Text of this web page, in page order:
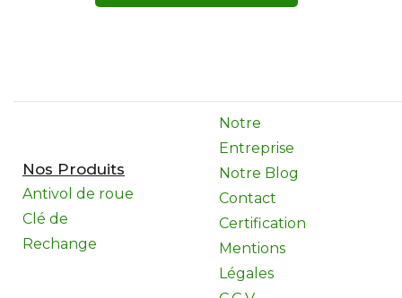
Nos Produits
Antivol de roue
Clé de
Rechange
Notre
Entreprise
Notre Blog
Contact
Certification
Mentions
Légales